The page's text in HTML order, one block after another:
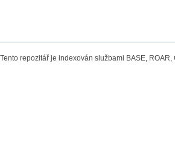
Tento repozitář je indexován službami BASE, ROAR,